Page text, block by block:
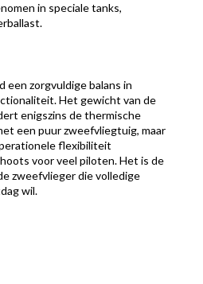
in speciale tanks,
zorgvuldige balans in
Het gewicht van de
enigszins de thermische
een puur zweefvliegtuig, maar
flexibiliteit
voor veel piloten. Het is de
zweefvlieger die volledige
wil.